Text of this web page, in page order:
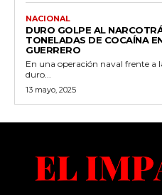
NACIONAL
DURO GOLPE AL
TONELADAS DE COCAÍNA
GUERRERO
En una operación naval frente a
duro...
13 mayo, 2025